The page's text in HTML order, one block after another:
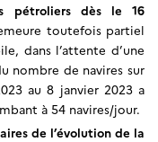
pétroliers dès le 16
toutefois partiel
dans l’attente d’une
nombre de navires sur
au 8 janvier 2023 a
à 54 navires/jour.
de l’évolution de la